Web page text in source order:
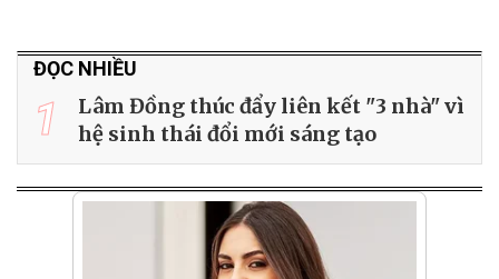
ĐỌC NHIỀU
1
Lâm Đồng thúc đẩy liên kết "3 nhà" vì
hệ sinh thái đổi mới sáng tạo